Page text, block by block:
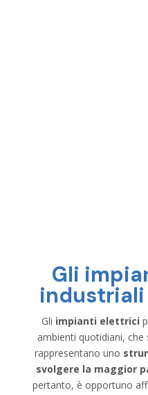
Gli
Gli impianti elettrici
ambienti quotidiani,
rappresentano uno
svolgere la maggior
pertanto, è opportuno